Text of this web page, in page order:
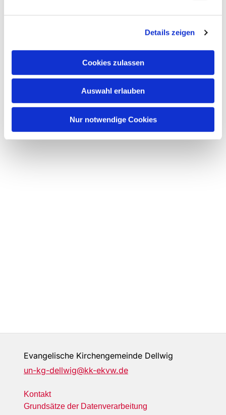
Details zeigen
Cookies zulassen
Auswahl erlauben
Nur notwendige Cookies
Dies könnte Sie auch
interessieren
Evangelische Kirchengemeinde Dellwig
un-kg-dellwig@kk-ekvw.de
Kontakt
Grundsätze der Datenverarbeitung